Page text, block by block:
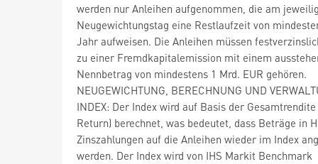
werden nur Anleihen aufgenommen, die am
Neugewichtungstag eine Restlaufzeit von
Jahr aufweisen. Die Anleihen müssen
zu einer Fremdkapitalemission mit einem
Nennbetrag von mindestens 1 Mrd. EUR gehören.
NEUGEWICHTUNG, BERECHNUNG UND
INDEX: Der Index wird auf Basis der Gesamtrendite
Return) berechnet, was bedeutet, dass Beträge in
Zinszahlungen auf die Anleihen wieder im Index
werden. Der Index wird von IHS Markit Benchmark